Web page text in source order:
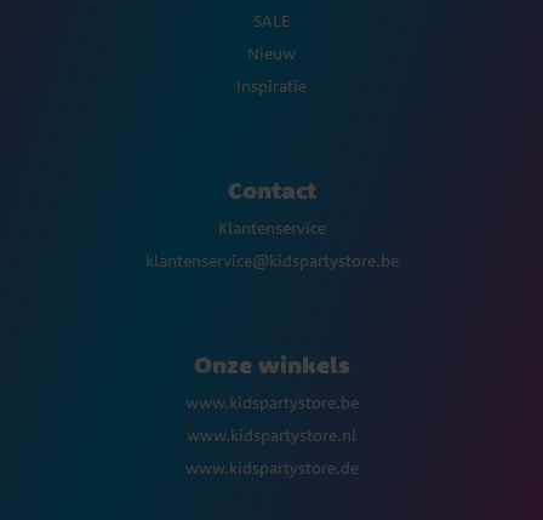
SALE
Nieuw
Inspiratie
Contact
Klantenservice
klantenservice@kidspartystore.be
Onze winkels
www.kidspartystore.be
www.kidspartystore.nl
www.kidspartystore.de